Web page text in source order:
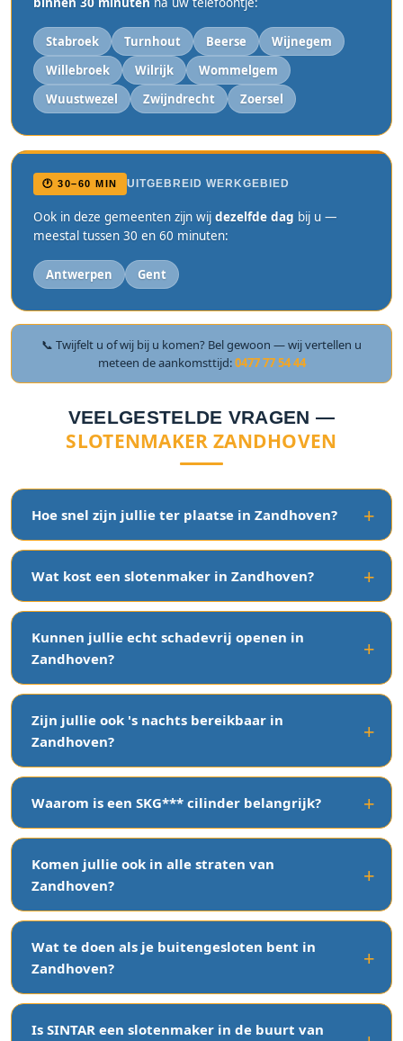
Stabroek Turnhout Beerse
Wijnegem
Willebroek
Wilrijk
Wommelgem
Wuustwezel
Zwijndrecht Zoersel
🕐 30–60 MIN UITGEBREID WERKGEBIED
Ook in deze gemeenten zijn wij dezelfde dag bij u —
meestal tussen 30 en 60 minuten:
Antwerpen Gent
📞 Twijfelt u of wij bij u komen? Bel gewoon — wij vertellen u
meteen de aankomsttijd:0477 77 54 44
VEELGESTELDE VRAGEN —
SLOTENMAKER ZANDHOVEN
Hoe snel zijn jullie ter plaatse in Zandhoven?
Wat kost een slotenmaker in Zandhoven?
Kunnen jullie echt schadevrij openen in
Zandhoven?
Zijn jullie ook 's nachts bereikbaar in
Zandhoven?
Waarom is een SKG*** cilinder belangrijk?
Komen jullie ook in alle straten van
Zandhoven?
Wat te doen als je buitengesloten bent in
Zandhoven?
Is SINTAR een slotenmaker in de buurt van